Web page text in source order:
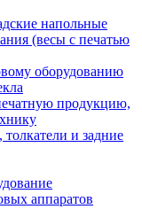
напольные
(весы с печатью
оборудованию
продукцию,
и задние
аппаратов